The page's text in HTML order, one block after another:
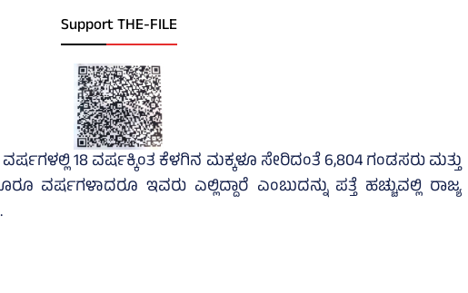
Support THE-FILE
18 ವರ್ಷಕ್ಕಿಂತ ಕೆಳಗಿನ ಮಕ್ಕಳೂ ಸೇರಿದಂತೆ 6,804 ಗಂಡಸರು ಮತ್ತು
ವರ್ಷಗಳಾದರೂ ಇವರು ಎಲ್ಲಿದ್ದಾರೆ ಎಂಬುದನ್ನು ಪತ್ತೆ ಹಚ್ಚುವಲ್ಲಿ ರಾಜ್ಯ